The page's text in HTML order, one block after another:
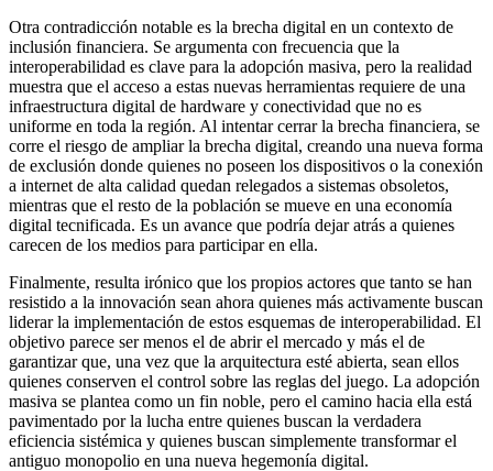
Otra contradicción notable es la brecha digital en un contexto de
inclusión financiera. Se argumenta con frecuencia que la
interoperabilidad es clave para la adopción masiva, pero la realidad
muestra que el acceso a estas nuevas herramientas requiere de una
infraestructura digital de hardware y conectividad que no es
uniforme en toda la región. Al intentar cerrar la brecha financiera, se
corre el riesgo de ampliar la brecha digital, creando una nueva forma
de exclusión donde quienes no poseen los dispositivos o la conexión
a internet de alta calidad quedan relegados a sistemas obsoletos,
mientras que el resto de la población se mueve en una economía
digital tecnificada. Es un avance que podría dejar atrás a quienes
carecen de los medios para participar en ella.
Finalmente, resulta irónico que los propios actores que tanto se han
resistido a la innovación sean ahora quienes más activamente buscan
liderar la implementación de estos esquemas de interoperabilidad. El
objetivo parece ser menos el de abrir el mercado y más el de
garantizar que, una vez que la arquitectura esté abierta, sean ellos
quienes conserven el control sobre las reglas del juego. La adopción
masiva se plantea como un fin noble, pero el camino hacia ella está
pavimentado por la lucha entre quienes buscan la verdadera
eficiencia sistémica y quienes buscan simplemente transformar el
antiguo monopolio en una nueva hegemonía digital.